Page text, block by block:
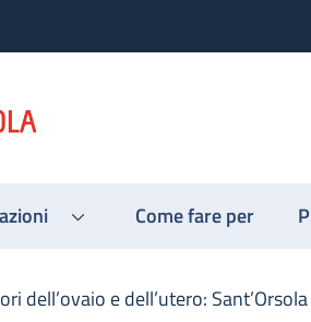
Come fare per
dell’ovaio e dell’utero: